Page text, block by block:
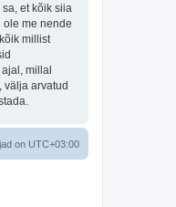
et kõik siia
ole me nende
millist
millal
välja arvatud
on UTC+03:00